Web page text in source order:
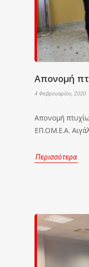
Απονομή
4 Φεβρουαρίου, 2020
Απονομή
ΕΠ.ΟΜ.Ε.Α.
Περισσότερα